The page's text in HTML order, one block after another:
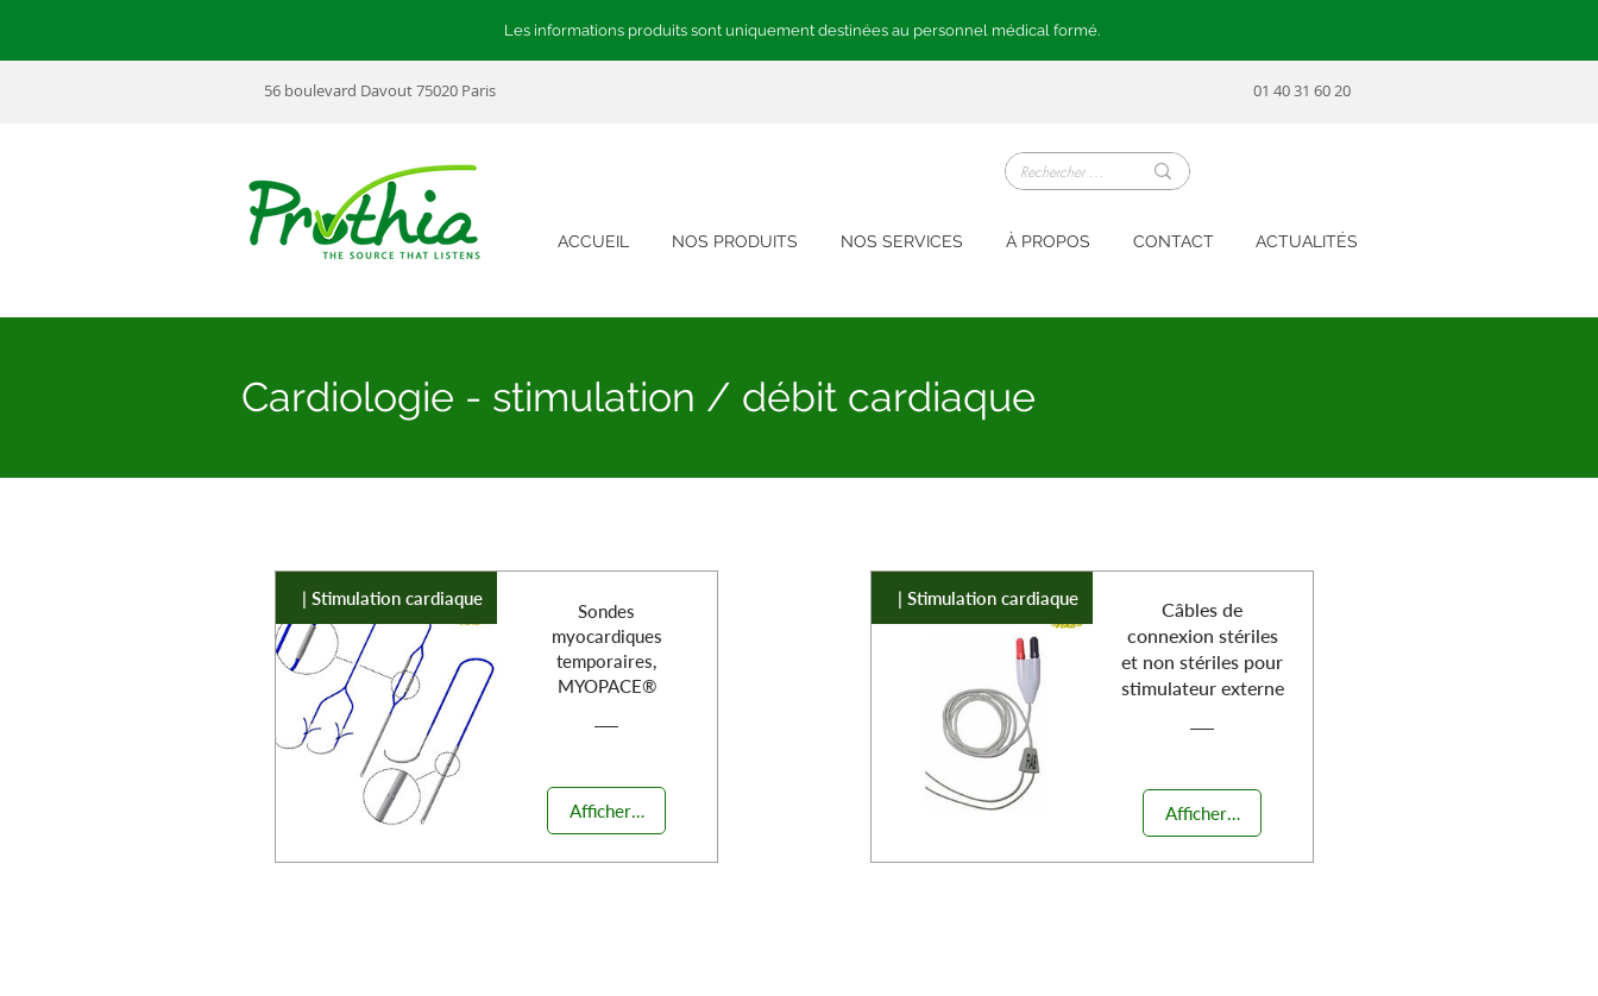
Les informations produits sont uniquement destinées au personnel médical formé.
56 boulevard Davout 75020 Paris 01 40 31 60 20
ACCUEIL NOS PRODUITS NOS SERVICES À PROPOS CONTACT ACTUALITÉS
Cardiologie - stimulation / débit cardiaque
| Stimulation cardiaque
Sondes
myocardiques
temporaires,
MYOPACE®
Afficher les détails
| Stimulation cardiaque
Câbles de
connexion stériles
et non stériles pour
stimulateur externe
Afficher les détails